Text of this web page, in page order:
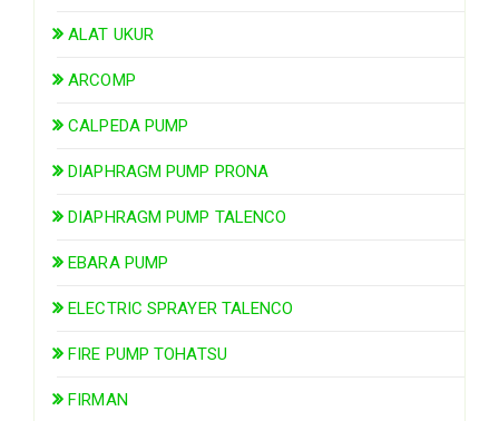
ALAT UKUR
ARCOMP
CALPEDA PUMP
DIAPHRAGM PUMP PRONA
DIAPHRAGM PUMP TALENCO
EBARA PUMP
ELECTRIC SPRAYER TALENCO
FIRE PUMP TOHATSU
FIRMAN